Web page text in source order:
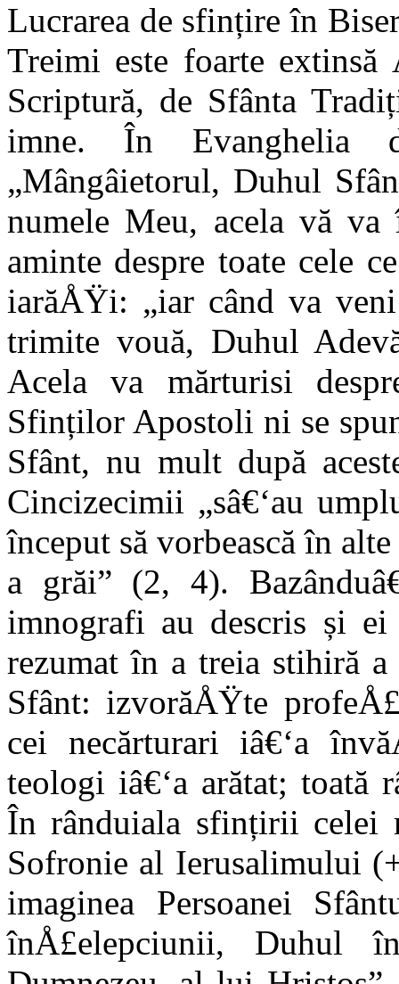
Lucrarea de sfințire în
Treimi este foarte
Scriptură, de Sfânta
imne. În Evanghelia
„Mângâietorul, Duhul
numele Meu, acela vă
aminte despre toate cele
iarăÅŸi: „iar când va
trimite vouă, Duhul
Acela va mărturisi
Sfinților Apostoli ni se
Sfânt, nu mult după
Cincizecimii „sâ€‘au
început să vorbească în
a grăi” (2, 4).
imnografi au descris și
rezumat în a treia stihiră
Sfânt: izvorăÅŸte
cei necărturari iâ€‘a
teologi iâ€‘a arătat; toată
În rânduiala sfințirii celei
Sofronie al Ierusalimului
imaginea Persoanei
înÅ£elepciunii, Duhul